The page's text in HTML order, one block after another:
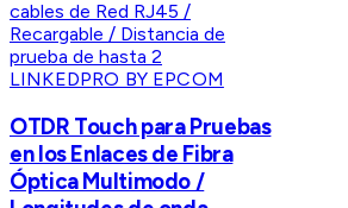
LINKEDPRO BY EPCOM
OTDR Touch para Pruebas
en los Enlaces de Fibra
Óptica Multimodo /